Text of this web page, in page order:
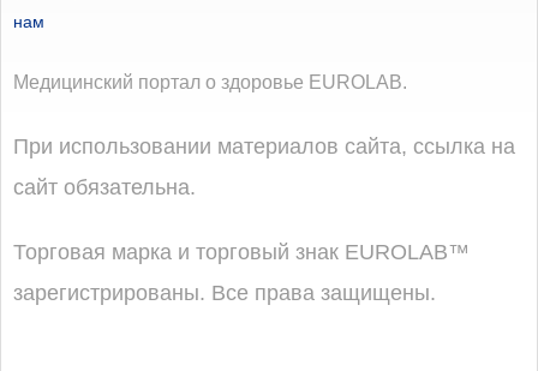
нам
Медицинский портал о здоровье EUROLAB.
При использовании материалов сайта, ссылка на
сайт обязательна.
Торговая марка и торговый знак EUROLAB™
зарегистрированы. Все права защищены.